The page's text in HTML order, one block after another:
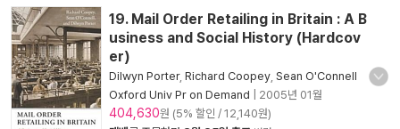
19. Mail Order Retailing in Britain : A B
usiness and Social History (Hardcov
er)
Dilwyn Porter, Richard Coopey Sean O'Connell
Oxford Univ Pr on Demand
2005년 01월
404,630원 (5% 할인 / 12,140원)